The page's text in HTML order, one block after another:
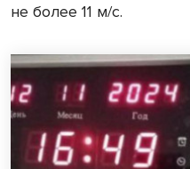
не более 11 м/с.